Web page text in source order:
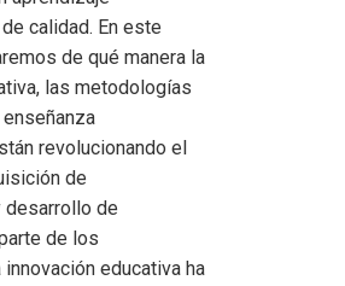
calidad. En este
de qué manera la
las metodologías
revolucionando el
de
de
de los
educativa ha